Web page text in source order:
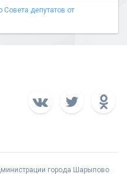
депутатов от
города Шарыпово